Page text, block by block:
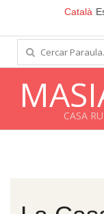
contingut
Català
Cercar
CASA